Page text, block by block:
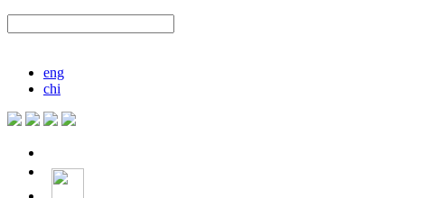
eng
chi